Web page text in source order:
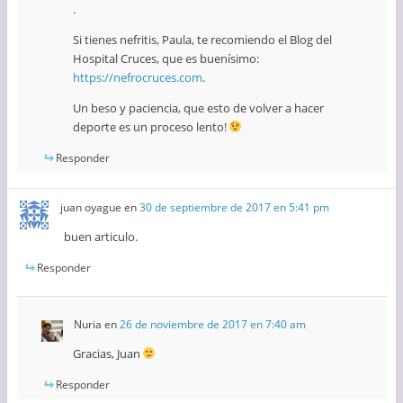
.
Si tienes nefritis, Paula, te recomiendo el Blog del
Hospital Cruces, que es buenísimo:
https://nefrocruces.com.
Un beso y paciencia, que esto de volver a hacer
deporte es un proceso lento!
Responder
juan oyague en30 de septiembre de 2017 en 5:41 pm
buen articulo.
Responder
Nuria en26 de noviembre de 2017 en 7:40 am
Gracias, Juan
Responder